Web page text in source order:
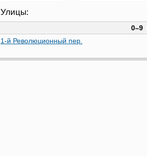
Улицы:
0–9
1-й Революционный пер.